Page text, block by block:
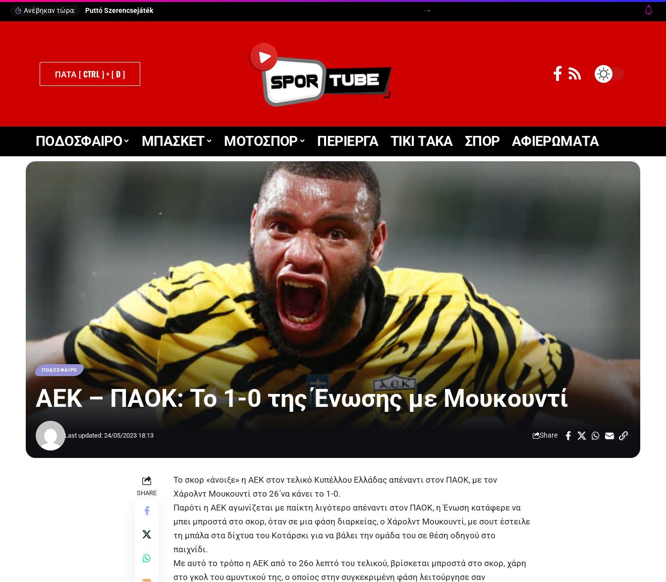
Ανέβηκαν τώρα: Puttó Szerencsejáték
ΠΑΤΑ [ CTRL ] + [ D ]
ΠΟΔΟΣΦΑΙΡΟ ΜΠΑΣΚΕΤ ΜΟΤΟΣΠΟΡ ΠΕΡΙΕΡΓΑ TIKΙ TΑΚΑ ΣΠΟΡ ΑΦΙΕΡΩΜΑΤΑ
ΠΟΔΟΣΦΑΙΡΟ
ΑΕΚ – ΠΑΟΚ: Το 1-0 της Ένωσης με Μουκουντί
Last updated: 24/05/2023 18:13 Share
SHARE
Το σκορ «άνοιξε» η ΑΕΚ στον τελικό Κυπέλλου Ελλάδας απέναντι στον ΠΑΟΚ, με τον
Χάρολντ Μουκουντί στο 26΄να κάνει το 1-0.
Παρότι η ΑΕΚ αγωνίζεται με παίκτη λιγότερο απέναντι στον ΠΑΟΚ, η Ένωση κατάφερε να
μπει μπροστά στο σκορ, όταν σε μια φάση διαρκείας, ο Χάρολντ Μουκουντί, με σουτ έστειλε
τη μπάλα στα δίχτυα του Κοτάρσκι για να βάλει την ομάδα του σε θέση οδηγού στο
παιχνίδι.
Με αυτό το τρόπο η ΑΕΚ από το 26ο λεπτό του τελικού, βρίσκεται μπροστά στο σκορ, χάρη
στο γκολ του αμυντικού της, ο οποίος στην συγκεκριμένη φάση λειτούργησε σαν